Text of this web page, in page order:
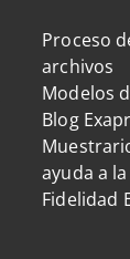
Proceso
archivos
Modelos
Blog
ayuda a
Fidelidad